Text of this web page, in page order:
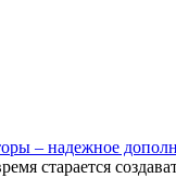
– надежное
старается